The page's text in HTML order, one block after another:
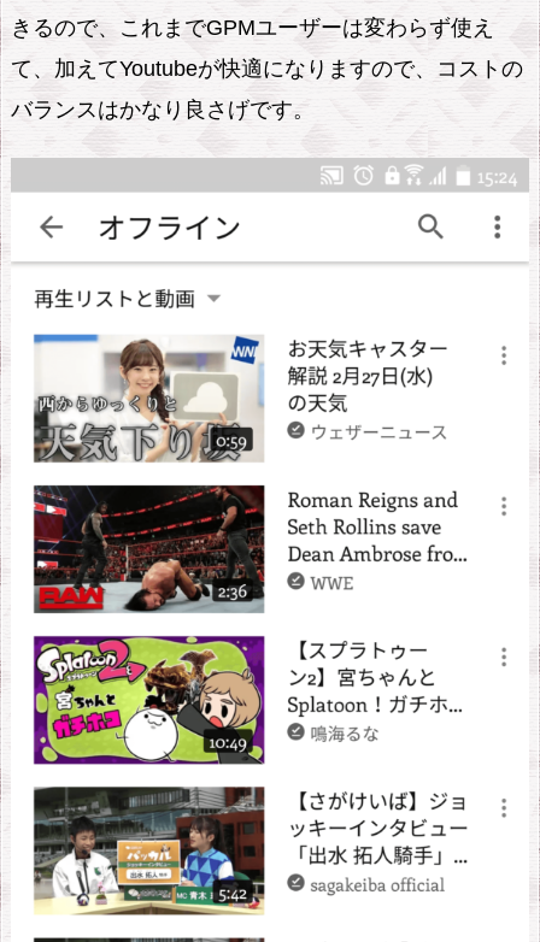
o
u
b
e
M
i
c
日
本
は
ま
だ
か
3.
y
o
u
t
u
b
きるので、これまでGPMユーザーは変わらず使え
て、加えてYoutubeが快適になりますので、コストの
バランスはかなり良さげです。